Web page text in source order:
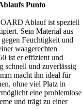
Punto
Ablauf ist speziell
Sein Material aus
Feuchtigkeit und
waagerechten
ist er effizient und
schnell und zuverlässig
macht ihn ideal für
ohne viel Platz in
eine problemlose
und trägt zu einer